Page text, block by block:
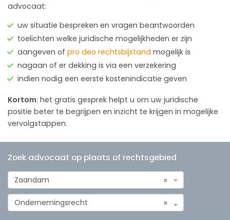
advocaat:
uw situatie bespreken en vragen beantwoorden
toelichten welke juridische mogelijkheden er zijn
aangeven of pro deo rechtsbijstand mogelijk is
nagaan of er dekking is via een verzekering
indien nodig een eerste kostenindicatie geven
Kortom: het gratis gesprek helpt u om uw juridische
positie beter te begrijpen en inzicht te krijgen in mogelijke
vervolgstappen.
Zoek advocaat op plaats of rechtsgebied
×
Zaandam
×
Ondernemingsrecht